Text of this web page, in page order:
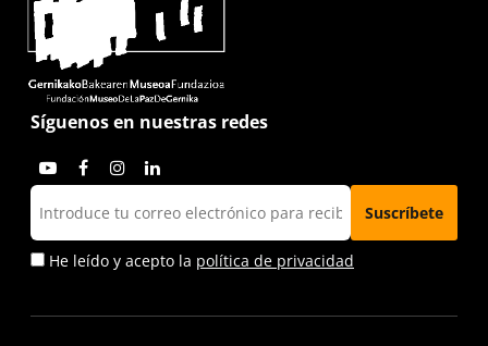
Síguenos en nuestras redes
He leído y acepto la política de privacidad